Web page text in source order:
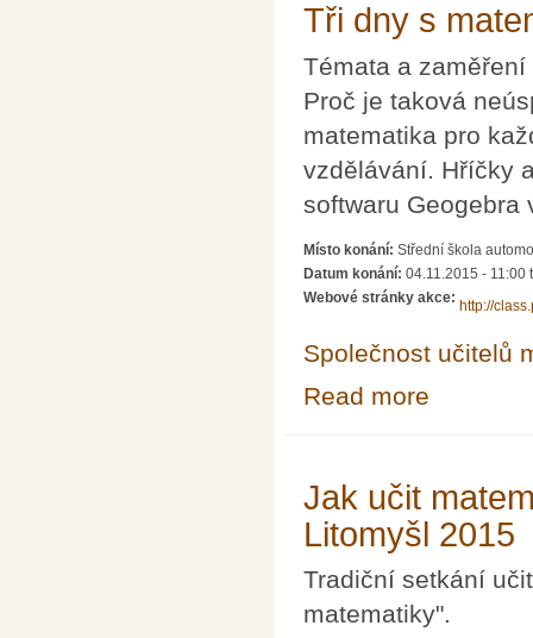
Tři dny s
Témata a zaměření
Proč je taková
matematika pro
vzdělávání. Hříčky
softwaru Geogebra
Místo konání: Střední škola
Datum konání: 04.11.2015 - 11:00
Webové stránky akce:
http://
Společnost učitelů
Read more
Jak učit
Litomyšl 2015
Tradiční setkání
matematiky".